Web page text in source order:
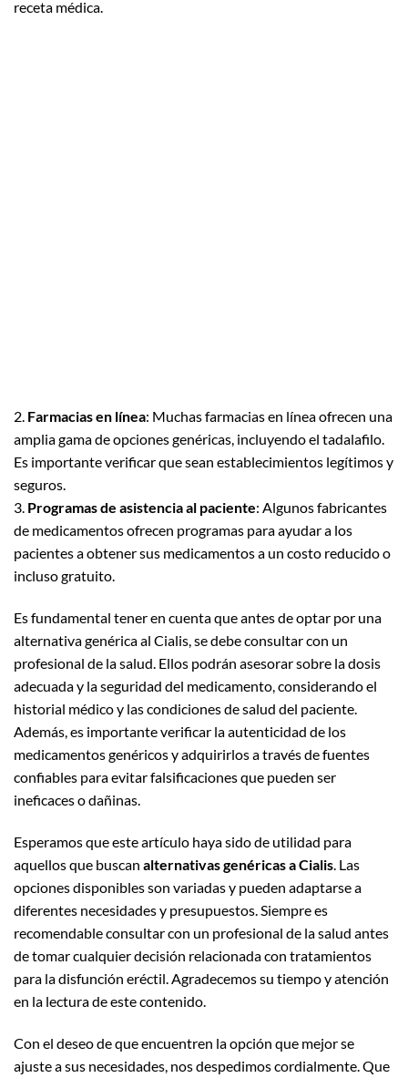
receta médica.
2. Farmacias en línea: Muchas farmacias en línea ofrecen una
amplia gama de opciones genéricas, incluyendo el tadalafilo.
Es importante verificar que sean establecimientos legítimos y
seguros.
3. Programas de asistencia al paciente: Algunos fabricantes
de medicamentos ofrecen programas para ayudar a los
pacientes a obtener sus medicamentos a un costo reducido o
incluso gratuito.
Es fundamental tener en cuenta que antes de optar por una
alternativa genérica al Cialis, se debe consultar con un
profesional de la salud. Ellos podrán asesorar sobre la dosis
adecuada y la seguridad del medicamento, considerando el
historial médico y las condiciones de salud del paciente.
Además, es importante verificar la autenticidad de los
medicamentos genéricos y adquirirlos a través de fuentes
confiables para evitar falsificaciones que pueden ser
ineficaces o dañinas.
Esperamos que este artículo haya sido de utilidad para
aquellos que buscan alternativas genéricas a Cialis. Las
opciones disponibles son variadas y pueden adaptarse a
diferentes necesidades y presupuestos. Siempre es
recomendable consultar con un profesional de la salud antes
de tomar cualquier decisión relacionada con tratamientos
para la disfunción eréctil. Agradecemos su tiempo y atención
en la lectura de este contenido.
Con el deseo de que encuentren la opción que mejor se
ajuste a sus necesidades, nos despedimos cordialmente. Que